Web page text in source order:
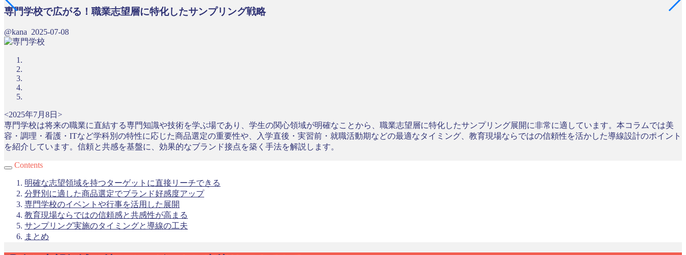
専門学校で広がる！職業志望層に特化したサンプリング戦略
@kana 2025-07-08
<2025年7月8日>
専門学校は将来の職業に直結する専門知識や技術を学ぶ場であり、学生の関心領域が明確なことから、職業志望層に特化したサンプリング展開に非常に適しています。本コラムでは美
容・調理・看護・ITなど学科別の特性に応じた商品選定の重要性や、入学直後・実習前・就職活動期などの最適なタイミング、教育現場ならではの信頼性を活かした導線設計のポイント
を紹介しています。信頼と共感を基盤に、効果的なブランド接点を築く手法を解説します。
Contents
明確な志望領域を持つターゲットに直接リーチできる
分野別に適した商品選定でブランド好感度アップ
専門学校のイベントや行事を活用した展開
教育現場ならではの信頼感と共感性が高まる
サンプリング実施のタイミングと導線の工夫
まとめ